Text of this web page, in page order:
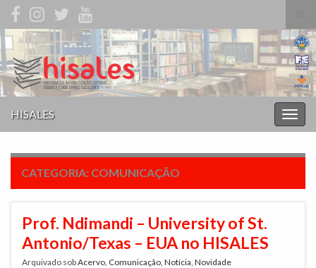
de
Search for:
HISALES
CATEGORIA: COMUNICAÇÃO
Prof. Ndimandi – University of St.
Antonio/Texas – EUA no HISALES
Arquivado sobAcervo Comunicação Notícia Novidade